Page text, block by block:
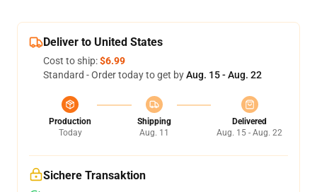
Deliver to United States
Cost to ship:$6.99
Standard - Order today to get byAug. 15 - Aug. 22
Production
Today
Shipping
Aug. 11
Delivered
Aug. 15 - Aug. 22
Sichere Transaktion